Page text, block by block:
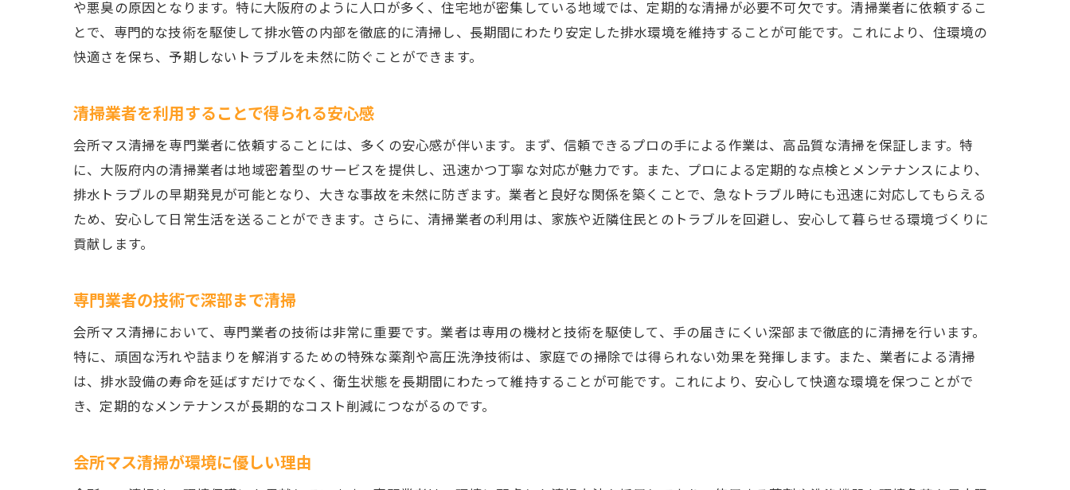
使用する洗剤や機材の違い
プロが行う安全な作業手順
料金とサービス内容の確認方法
業者の経験と実績がもたらす安心感
地元の業者を選ぶメリット
オンラインでの情報収集のコツ
実際の利用者の声を聞く
業者のスタッフの対応を確認
や悪臭の原因となります。特に大阪府のように人口が多く、住宅地が密集している地域では、定期的な清掃が必要不可欠です。清掃業者に依頼するこ
とで、専門的な技術を駆使して排水管の内部を徹底的に清掃し、長期間にわたり安定した排水環境を維持することが可能です。これにより、住環境の
快適さを保ち、予期しないトラブルを未然に防ぐことができます。
清掃業者を利用することで得られる安心感
会所マス清掃を専門業者に依頼することには、多くの安心感が伴います。まず、信頼できるプロの手による作業は、高品質な清掃を保証します。特
に、大阪府内の清掃業者は地域密着型のサービスを提供し、迅速かつ丁寧な対応が魅力です。また、プロによる定期的な点検とメンテナンスにより、
排水トラブルの早期発見が可能となり、大きな事故を未然に防ぎます。業者と良好な関係を築くことで、急なトラブル時にも迅速に対応してもらえる
ため、安心して日常生活を送ることができます。さらに、清掃業者の利用は、家族や近隣住民とのトラブルを回避し、安心して暮らせる環境づくりに
貢献します。
専門業者の技術で深部まで清掃
会所マス清掃において、専門業者の技術は非常に重要です。業者は専用の機材と技術を駆使して、手の届きにくい深部まで徹底的に清掃を行います。
特に、頑固な汚れや詰まりを解消するための特殊な薬剤や高圧洗浄技術は、家庭での掃除では得られない効果を発揮します。また、業者による清掃
は、排水設備の寿命を延ばすだけでなく、衛生状態を長期間にわたって維持することが可能です。これにより、安心して快適な環境を保つことがで
き、定期的なメンテナンスが長期的なコスト削減につながるのです。
会所マス清掃が環境に優しい理由